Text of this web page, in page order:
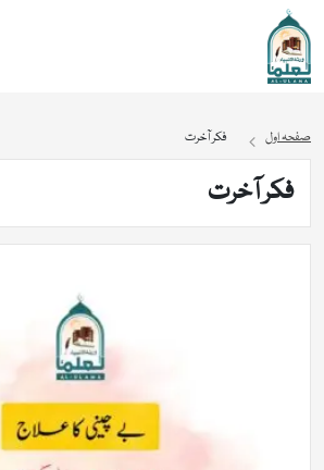
صفحہ اول فکر آخرت
فکر آخرت